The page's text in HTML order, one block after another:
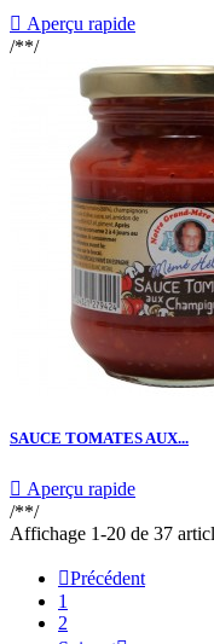
 Aperçu rapide
/**/
SAUCE TOMATES AUX...
 Aperçu rapide
/**/
Affichage 1-20 de 37
Précédent
1
2